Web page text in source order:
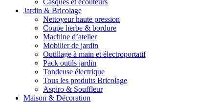
Jardin & Bricolage
Nettoyeur haute pression
Coupe herbe & bordure
Machine d’atelier
Mobilier de jardin
Outillage à main et électroportatif
Pack outils jardin
Tondeuse électrique
Tous les produits Bricolage
Aspiro & Souffleur
Maison & Décoration